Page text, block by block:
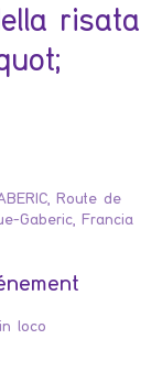
risata
Route de
Gaberic, Francia
loco